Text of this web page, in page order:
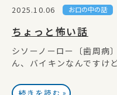
2025.10.06 お口の中の話
ちょっと怖い話
シソーノーロー〔歯周病
ん、バイキンなんですけ
»